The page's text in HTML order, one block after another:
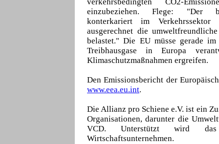
verkehrsbedingten CO2-
einzubeziehen. Flege: "Der
konterkariert im
ausgerechnet die
belastet." Die EU müsse gerade
Treibhausgase in Europa
Klimaschutzmaßnahmen ergreifen.
Den Emissionsbericht der
www.eea.eu.int.
Die Allianz pro Schiene e.V. ist ein
Organisationen, darunter die
VCD. Unterstützt wird
Wirtschaftsunternehmen.